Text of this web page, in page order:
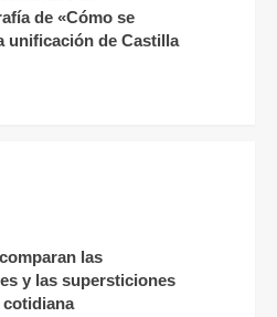
de «Cómo se
unificación de Castilla
las
y las supersticiones
cotidiana